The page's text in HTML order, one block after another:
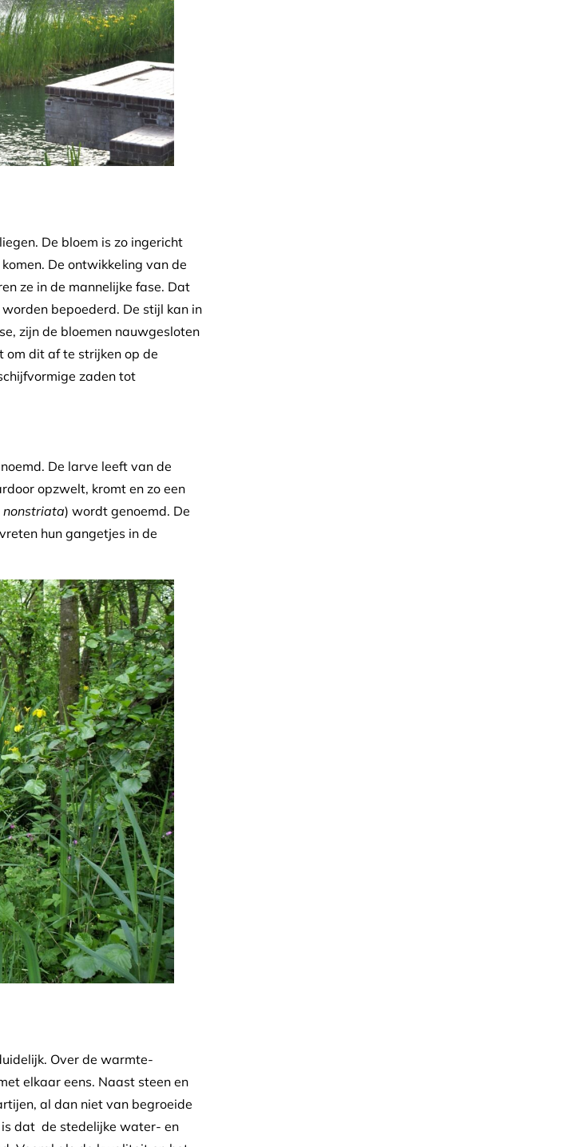
De bloem is zo ingericht
De ontwikkeling van de
ze in de mannelijke fase. Dat
bepoederd. De stijl kan in
zijn de bloemen nauwgesloten
om dit af te strijken op de
zaden tot
De larve leeft van de
opzwelt, kromt en zo een
nonstriata) wordt genoemd. De
hun gangetjes in de
Over de warmte-
elkaar eens. Naast steen en
al dan niet van begroeide
is dat de stedelijke water- en